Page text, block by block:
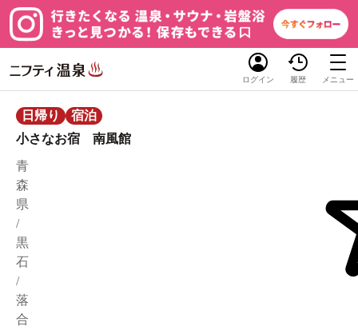
ログイン 履歴 メニュー
日帰り
宿泊
小さなお宿 南風館
青
森
県
/
黒
石
/
落
合